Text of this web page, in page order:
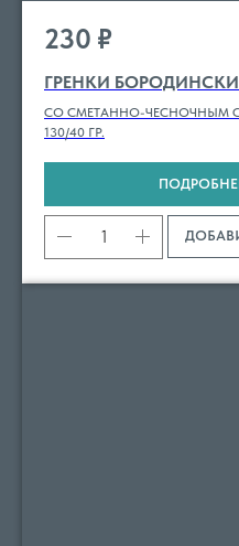
230 ₽
ГРЕНКИ
СО СМЕТАННО-ЧЕСНОЧНЫМ
130/40 ГР.